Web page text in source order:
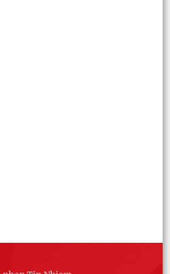
sĩ Thanh Hà nhân kỷ niệm ngày